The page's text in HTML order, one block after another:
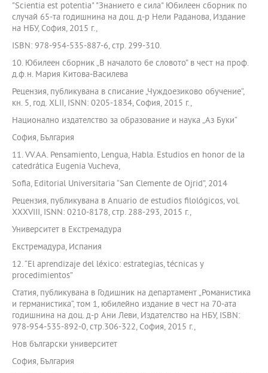
"Scientia est potentia" "Знанието е сила" Юбилеен сборник по
случай 65-та годишнина на доц. д-р Нели Раданова, Издание
на НБУ, София, 2015 г.,
ISBN: 978-954-535-887-6, стр. 299-310.
10. Юбилеен сборник „В началото бе словото” в чест на проф.
д.ф.н. Мария Китова-Василева
Рецензия, публикувана в списание „Чуждоезиково обучение“,
кн. 5, год. XLII, ISNN: 0205-1834, София, 2015 г.,
Национално издателство за образование и наука „Аз Буки“
София, България
11. VV.AA. Pensamiento, Lengua, Habla. Estudios en honor de la
catedrática Eugenia Vucheva,
Sofia, Editorial Universitaria “San Clemente de Ojrid”, 2014
Рецензия, публикувана в Anuario de estudios filológicos, vol.
XXXVIII, ISNN: 0210-8178, стр. 288-293, 2015 г.,
Университет в Екстремадура
Екстремадура, Испания
12. “El aprendizaje del léxico: estrategias, técnicas y
procedimientos”
Статия, публикувана в Годишник на департамент „Романистика
и германистика“, том 1, юбилейно издание в чест на 70-ата
годишнина на доц. д-р Ани Леви, Издателство на НБУ, ISBN:
978-954-535-892-0, стр.306-322, София, 2015 г.,
Нов български университет
София, България